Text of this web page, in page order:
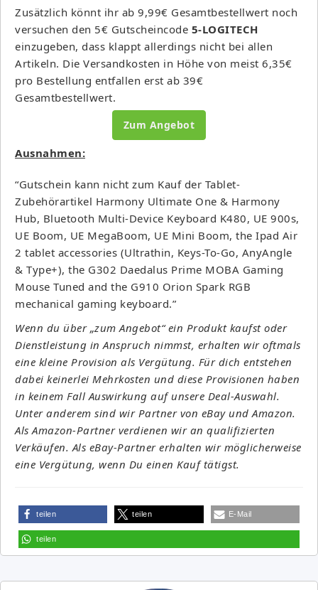
Zusätzlich könnt ihr ab 9,99€ Gesamtbestellwert noch
versuchen den 5€ Gutscheincode 5-LOGITECH
einzugeben, dass klappt allerdings nicht bei allen
Artikeln. Die Versandkosten in Höhe von meist 6,35€
pro Bestellung entfallen erst ab 39€
Gesamtbestellwert.
Zum Angebot
Ausnahmen:
“Gutschein kann nicht zum Kauf der Tablet-
Zubehörartikel Harmony Ultimate One & Harmony
Hub, Bluetooth Multi-Device Keyboard K480, UE 900s,
UE Boom, UE MegaBoom, UE Mini Boom, the Ipad Air
2 tablet accessories (Ultrathin, Keys-To-Go, AnyAngle
& Type+), the G302 Daedalus Prime MOBA Gaming
Mouse Tuned and the G910 Orion Spark RGB
mechanical gaming keyboard.”
Wenn du über „zum Angebot“ ein Produkt kaufst oder
Dienstleistung in Anspruch nimmst, erhalten wir oftmals
eine kleine Provision als Vergütung. Für dich entstehen
dabei keinerlei Mehrkosten und diese Provisionen haben
in keinem Fall Auswirkung auf unsere Deal-Auswahl.
Unter anderem sind wir Partner von eBay und Amazon.
Als Amazon-Partner verdienen wir an qualifizierten
Verkäufen. Als eBay-Partner erhalten wir möglicherweise
eine Vergütung, wenn Du einen Kauf tätigst.
teilen teilen E-Mail
teilen